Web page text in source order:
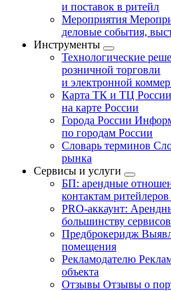
и поставок в ритейл
Мероприятия
деловые события,
Инструменты
Технологические
розничной торговли
и электронной
Карта ТК и ТЦ России
на карте России
Города России
по городам России
Словарь терминов
рынка
Сервисы и услуги
БП: арендные
контактам
PRO-аккаунт:
большинству
Предброкеридж
помещения
Рекламодателю
объекта
Отзывы Отзывы о